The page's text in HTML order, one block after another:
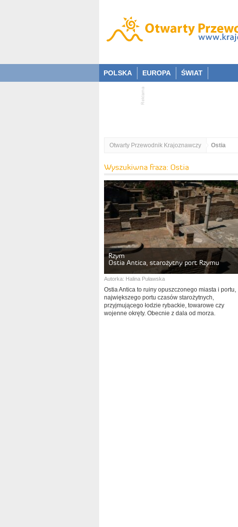
POLSKA EUROPA ŚWIAT
Otwarty Przewodnik Krajoznawczy Ostia
Wyszukiwna fraza: Ostia
Rzym
Ostia Antica, starożytny port Rzymu
Autorka: Halina Puławska
Ostia Antica to ruiny opuszczonego miasta i portu,
największego portu czasów starożytnych,
przyjmującego łodzie rybackie, towarowe czy
wojenne okręty. Obecnie z dala od morza.